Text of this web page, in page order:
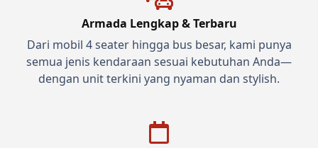
Armada Lengkap & Terbaru
Dari mobil 4 seater hingga bus besar, kami punya
semua jenis kendaraan sesuai kebutuhan Anda—
dengan unit terkini yang nyaman dan stylish.